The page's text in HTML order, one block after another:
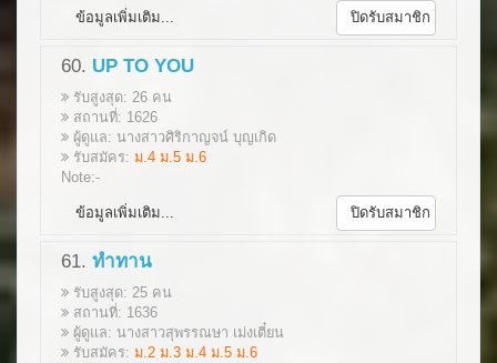
ข้อมูลเพิ่มเติม... ปิดรับสมาชิก
60. UP TO YOU
รับสูงสุด: 26 คน
สถานที่: 1626
ผู้ดูแล: นางสาวศิริกาญจน์ บุญเกิด
รับสมัคร: ม.4 ม.5 ม.6
Note:-
ข้อมูลเพิ่มเติม... ปิดรับสมาชิก
61. ทำทาน
รับสูงสุด: 25 คน
สถานที่: 1636
ผู้ดูแล: นางสาวสุพรรณษา เม่งเตี๋ยน
รับสมัคร: ม.2 ม.3 ม.4 ม.5 ม.6